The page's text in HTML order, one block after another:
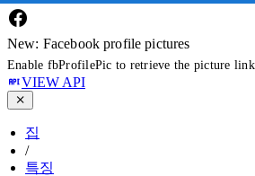
New: Facebook profile pictures
Enable fbProfilePic to retrieve the picture
VIEW API
집
/
특징